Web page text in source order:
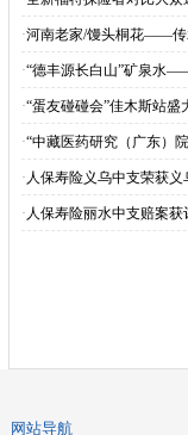
·河南老家/馒头桐花——传
·“德丰源长白山”矿泉水
·“蛋友碰碰会”佳木斯站盛
·“中藏医药研究（广东）
· 人保寿险义乌中支荣获义
· 人保寿险丽水中支赔案获
网站导航